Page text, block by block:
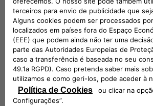
pubblica per tutti tre, anche domestica
Per tutte le offerte è disponibile il
FCA Bank senza alcun costo o onere
e a interessi zero, finalizzato all’acquisto
easyWallbox e easyCounter. La durata
coincide con la durata minima
L’anticipata risoluzione
l’immediato pagamento dell’importo